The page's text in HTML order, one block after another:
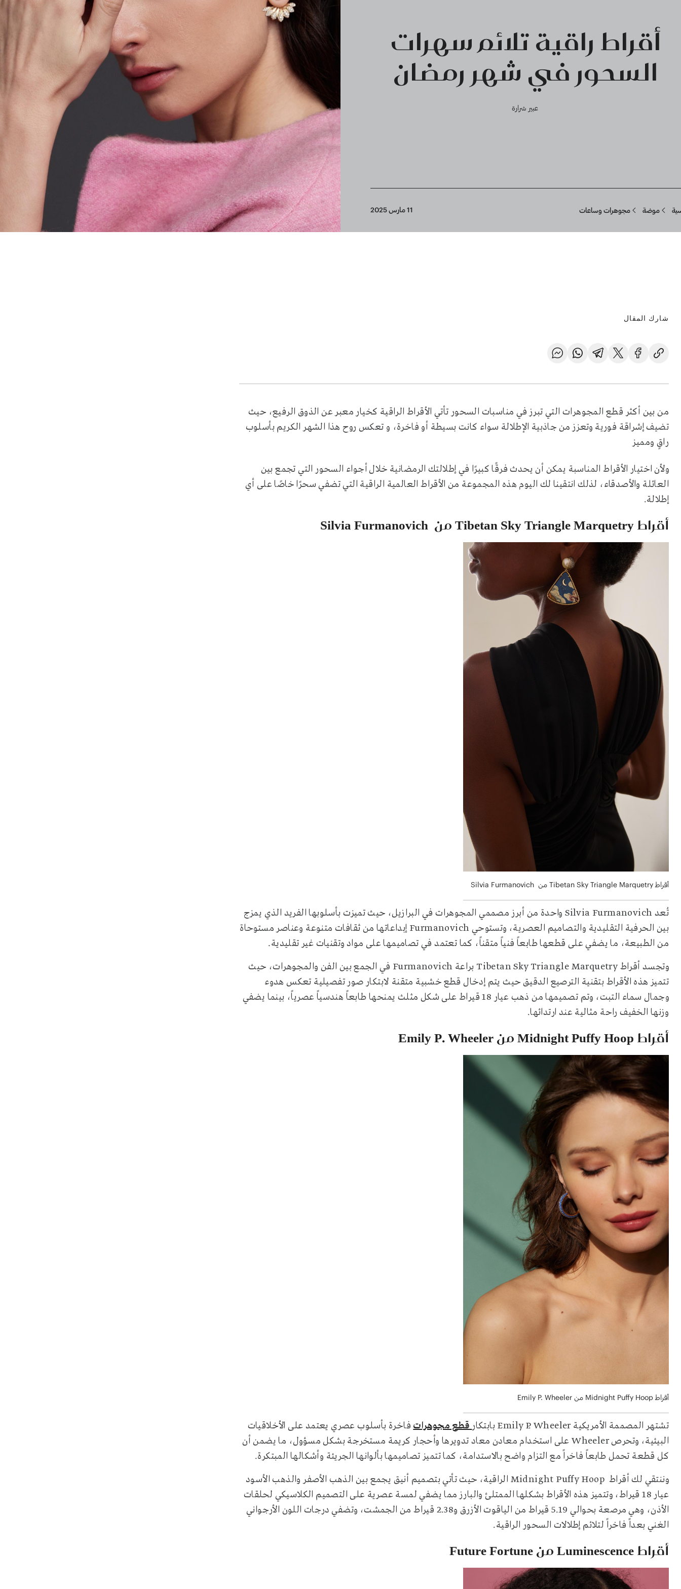
أقراط راقية تلائم سهرات
السحور في شهر رمضان
عبير شرارة
موضة مجوهرات وساعات 11 مارس 2025
شارك المقال
من بين أكثر قطع المجوهرات التي تبرز في مناسبات السحور تأتي الأقراط الراقية كخيار معبر عن الذوق الرفيع، حيث
تضيف إشراقة فورية وتعزز من جاذبية الإطلالة سواء كانت بسيطة أو فاخرة، و تعكس روح هذا الشهر الكريم بأسلوب
راقٍ ومميز
ولأن اختيار الأقراط المناسبة يمكن أن يحدث فرقًا كبيرًا في إطلالتك الرمضانية خلال أجواء السحور التي تجمع بين
العائلة والأصدقاء، لذلك انتقينا لك اليوم هذه المجموعة من الأقراط العالمية الراقية التي تضفي سحرًا خاصًا على أي
إطلالة.
أقراط Tibetan Sky Triangle Marquetry من Silvia Furmanovich
أقراط Tibetan Sky Triangle Marquetry من Silvia Furmanovich
تُعد Silvia Furmanovich واحدة من أبرز مصممي المجوهرات في البرازيل، حيث تميزت بأسلوبها الفريد الذي يمزج
بين الحرفية التقليدية والتصاميم العصرية، وتستوحي Furmanovich إبداعاتها من ثقافات متنوعة وعناصر مستوحاة
من الطبيعة، ما يضفي على قطعها طابعاً فنياً متقناً، كما تعتمد في تصاميمها على مواد وتقنيات غير تقليدية.
وتجسد أقراط Tibetan Sky Triangle Marquetry براعة Furmanovich في الجمع بين الفن والمجوهرات، حيث
تتميز هذه الأقراط بتقنية الترصيع الدقيق حيث يتم إدخال قطع خشبية متقنة لابتكار صور تفصيلية تعكس هدوء
وجمال سماء التبت، وتم تصميمها من ذهب عيار 18 قيراط على شكل مثلث يمنحها طابعاً هندسياً عصرياً، بينما يضفي
وزنها الخفيف راحة مثالية عند ارتدائها.
أقراط Midnight Puffy Hoop من Emily P. Wheeler
أقراط Midnight Puffy Hoop من Emily P. Wheeler
تشتهر المصممة الأمريكية Emily P. Wheeler بابتكار قطع مجوهراتفاخرة بأسلوب عصري يعتمد على الأخلاقيات
البيئية، وتحرص Wheeler على استخدام معادن معاد تدويرها وأحجار كريمة مستخرجة بشكل مسؤول، ما يضمن أن
كل قطعة تحمل طابعاً فاخراً مع التزام واضح بالاستدامة، كما تتميز تصاميمها بألوانها الجريئة وأشكالها المبتكرة.
وننتقي لك أقراط Midnight Puffy Hoop الراقية، حيث تأتي بتصميم أنيق يجمع بين الذهب الأصفر والذهب الأسود
عيار 18 قيراط، وتتميز هذه الأقراط بشكلها الممتلئ والبارز مما يضفي لمسة عصرية على التصميم الكلاسيكي لحلقات
الأذن، وهي مرصعة بحوالي 5.19 قيراط من الياقوت الأزرق و2.38 قيراط من الجمشت، وتضفي درجات اللون الأرجواني
الغني بعداً فاخراً لتلائم إطلالات السحور الراقية.
أقراط Luminescence من Future Fortune